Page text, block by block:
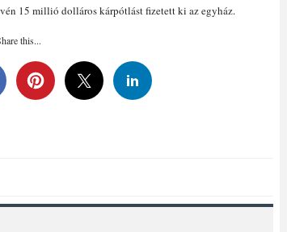
15 millió dolláros kárpótlást fizetett ki az egyház.
this...